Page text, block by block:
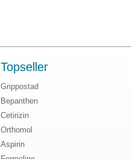
Topseller
Grippostad
Bepanthen
Cetirizin
Orthomol
Aspirin